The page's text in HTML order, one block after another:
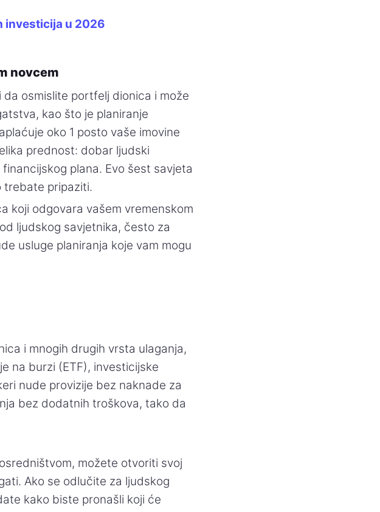
investicija u 2026
novcem
osmislite portfelj dionica i može
kao što je planiranje
oko 1 posto vaše imovine
prednost: dobar ljudski
plana. Evo šest savjeta
trebate pripaziti.
koji odgovara vašem vremenskom
ljudskog savjetnika, često za
usluge planiranja koje vam mogu
i mnogih drugih vrsta ulaganja,
na burzi (ETF), investicijske
nude provizije bez naknade za
bez dodatnih troškova, tako da
možete otvoriti svoj
Ako se odlučite za ljudskog
kako biste pronašli koji će